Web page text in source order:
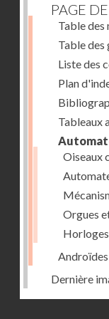
PAGE
Table des
Table des
Liste des
Plan
Tableaux
Oiseaux
Orgues
Dernière